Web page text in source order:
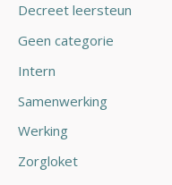
Decreet leersteun
Geen categorie
Intern
Samenwerking
Werking
Zorgloket